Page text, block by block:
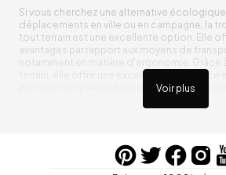
Voir plus
Si vous cherchez une alternative
déplacements en ville ou en campagne, la
tout terrain est une excellente option. Elle
avantages par rapport aux moyens de
notamment en matière d'ergonomie. Grâce
terrain, elle offre une excellente adhérence
parcourir simplement toutes sortes de
Trottinette électrique tout terrain
entre vos trajets, vous n’aurez pas à vous
batterie. De plus, elle est équipée de pneus